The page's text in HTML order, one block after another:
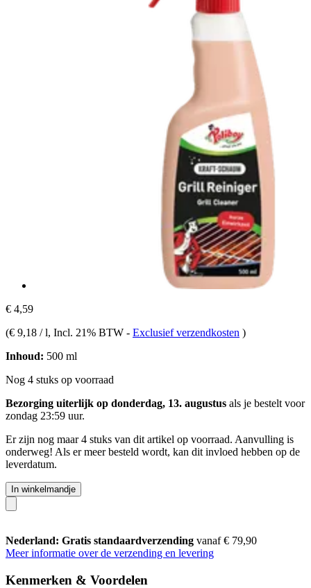
€ 4,59
(€ 9,18 / l, Incl. 21% BTW - Exclusief verzendkosten )
Inhoud: 500 ml
Nog 4 stuks op voorraad
Bezorging uiterlijk op donderdag, 13. augustus als je bestelt voor
zondag 23:59 uur.
Er zijn nog maar 4 stuks van dit artikel op voorraad. Aanvulling is
onderweg! Als er meer besteld wordt, kan dit invloed hebben op de
leverdatum.
In winkelmandje
Nederland: Gratis standaardverzending vanaf € 79,90
Meer informatie over de verzending en levering
Kenmerken & Voordelen